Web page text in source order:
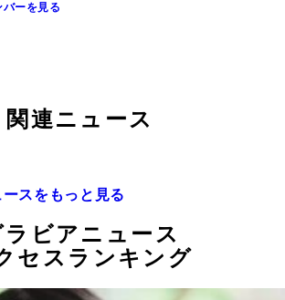
ーを見る
関連ニュース
スをもっと見る
ラビアニュース
セスランキング